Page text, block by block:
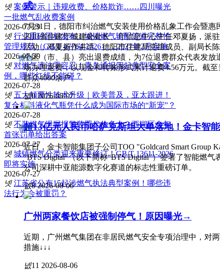
넷 案例警示｜违规收费、价格欺诈……四川曝光
一批燃气乱收费案例
2026-07-29
넷 行业重磅国标发布！城镇燃气输配管道完整性
管理规范（GB/T 47764-2026），2027年2月实施
2026-07-29
넷 对燃气违法零容忍！青岛通报四起典型安全案
例，哪些红线不能碰？
2026-07-28
넷 五大颠覆性技术升级｜欧美普及，亚太跟进！
复合材料液化气瓶凭什么成为国际市场的“新宠”？
2026-07-28
넷 不装燃气泄漏报警装置代价多大？西湖区今年
首张罚单给出答案
2026-07-27
넷 城镇燃气分类迎来重要修订！GB/T 13611-2026
即将实施
2026-07-27
넷 江苏省公布15起涉燃气执法典型案例！哪些违
法行为会被重罚？
式
7月31日，德阳市纠治燃气安装使用价格乱象工作会暨
四川省住建厅城建处处长、厅信息中心主任邓夏扬，派
活动，邓夏扬作讲话。德阳市住建局党组成员、副局长
个区（市、县）亮出退费成绩，为7位退费群众代表发
场办理退费，以现金和转账形式累计退费4.56万元。截
群众4000余户。
넶0 2026-08-07
超13亿元人民币哈萨克斯坦大单落地！金卡智
近日，金卡智能集团子公司ТОО "Goldcard Smart Group
"BTS Digital"（以下简称“BTS Digital”）签署了智能燃
公司深耕中亚能源数字化赛道的标志性重磅订单。
넶8 2026-08-06
广州两家餐饮店被强制停气！原因曝光→
近期，广州燃气集团在非居民燃气安全专项治理中，对
措施↓↓↓
넶11 2026-08-06
微信
微博